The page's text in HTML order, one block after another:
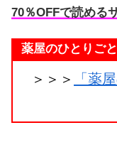
70％OFFで読める
薬屋のひとりご
＞＞＞
「薬